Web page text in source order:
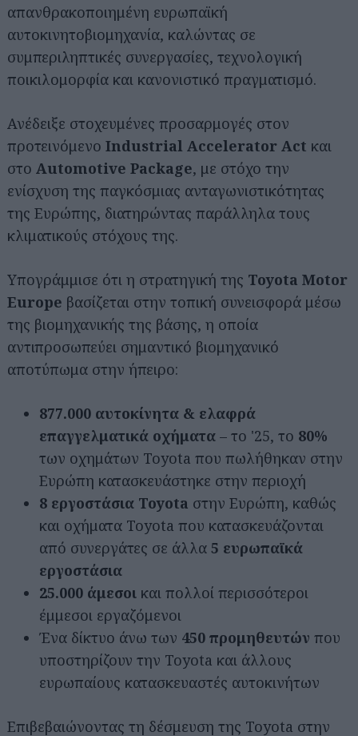
απανθρακοποιημένη ευρωπαϊκή
αυτοκινητοβιομηχανία, καλώντας σε
συμπεριληπτικές συνεργασίες, τεχνολογική
ποικιλομορφία και κανονιστικό πραγματισμό.
Ανέδειξε στοχευμένες προσαρμογές στον
προτεινόμενο Industrial Accelerator Act και
στο Automotive Package, με στόχο την
ενίσχυση της παγκόσμιας ανταγωνιστικότητας
της Ευρώπης, διατηρώντας παράλληλα τους
κλιματικούς στόχους της.
Υπογράμμισε ότι η στρατηγική της Toyota Motor
Europe βασίζεται στην τοπική συνεισφορά μέσω
της βιομηχανικής της βάσης, η οποία
αντιπροσωπεύει σημαντικό βιομηχανικό
αποτύπωμα στην ήπειρο:
877.000 αυτοκίνητα & ελαφρά
επαγγελματικά οχήματα – το '25, το 80%
των οχημάτων Toyota που πωλήθηκαν στην
Ευρώπη κατασκευάστηκε στην περιοχή
8 εργοστάσια Toyota στην Ευρώπη, καθώς
και οχήματα Toyota που κατασκευάζονται
από συνεργάτες σε άλλα 5 ευρωπαϊκά
εργοστάσια
25.000 άμεσοι και πολλοί περισσότεροι
έμμεσοι εργαζόμενοι
Ένα δίκτυο άνω των 450 προμηθευτών που
υποστηρίζουν την Toyota και άλλους
ευρωπαίους κατασκευαστές αυτοκινήτων
Επιβεβαιώνοντας τη δέσμευση της Toyota στην